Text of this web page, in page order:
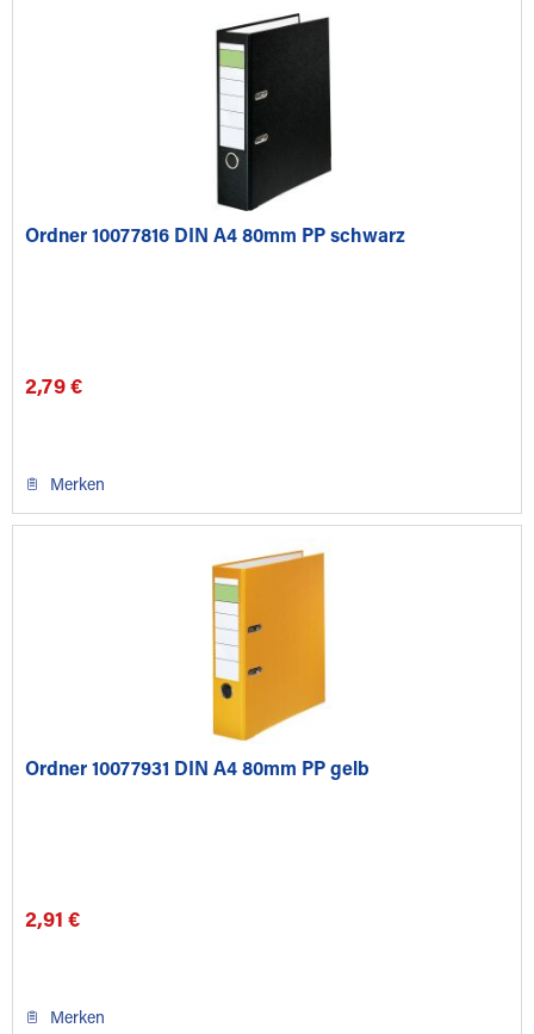
Ordner 10077816 DIN A4 80mm PP schwarz
2,79 €
Merken
Ordner 10077931 DIN A4 80mm PP gelb
2,91 €
Merken